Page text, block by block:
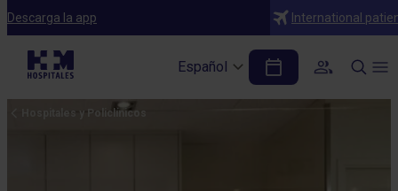
Descarga la app International
Español
Hospitales y Policlínicos